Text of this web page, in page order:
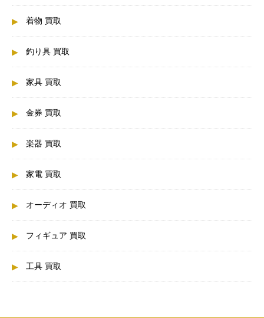
着物 買取
釣り具 買取
家具 買取
金券 買取
楽器 買取
家電 買取
オーディオ 買取
フィギュア 買取
工具 買取